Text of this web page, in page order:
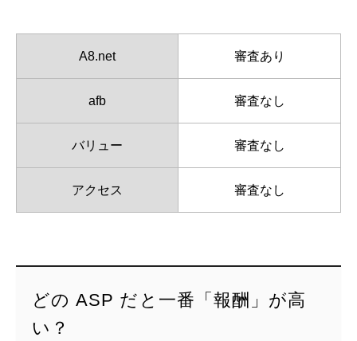
A8.net 審査あり
afb 審査なし
バリュー 審査なし
アクセス 審査なし
どの ASP だと一番「報酬」が高
い？